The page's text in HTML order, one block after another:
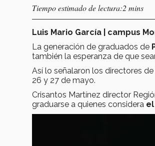
Tiempo estimado de lectura:2 mins
Luis Mario García | campus
La generación de graduados de
también la esperanza de que
Así lo señalaron los directores
26 y 27 de mayo.
Crisantos Martínez director
graduarse a quienes considera